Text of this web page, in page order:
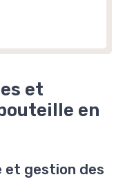
et
en
et gestion des